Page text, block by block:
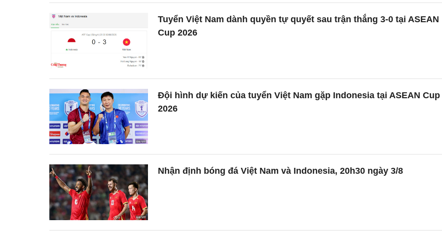
Tuyển Việt Nam dành quyền tự quyết sau trận thắng 3-0 tại ASEAN
Cup 2026
Đội hình dự kiến của tuyển Việt Nam gặp Indonesia tại ASEAN Cup
2026
Nhận định bóng đá Việt Nam và Indonesia, 20h30 ngày 3/8